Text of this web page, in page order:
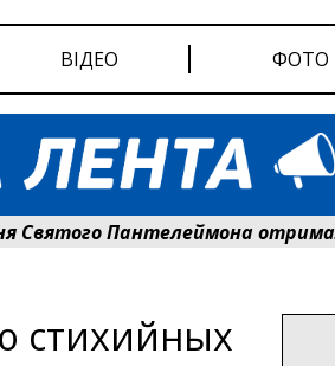
ВІДЕО ФОТО
Пантелеймона отримала
стихийных